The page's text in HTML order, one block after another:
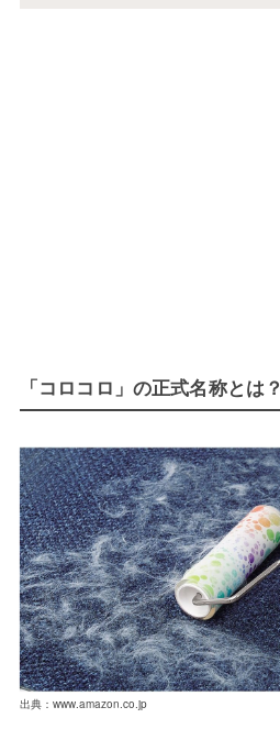
「コロコロ」の正式名称とは？
出典：www.amazon.co.jp